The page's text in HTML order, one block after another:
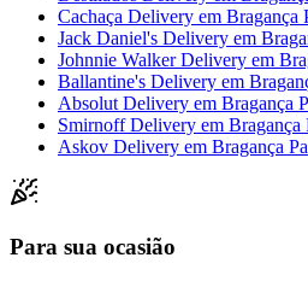
Cachaça Delivery em Bragança
Jack Daniel's Delivery em
Johnnie Walker Delivery em
Ballantine's Delivery em
Absolut Delivery em Bragança
Smirnoff Delivery em Bragança
Askov Delivery em Bragança
Para sua ocasião